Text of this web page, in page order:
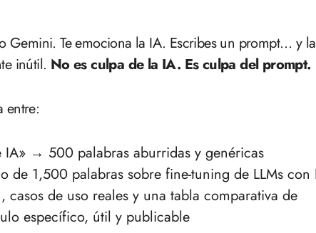
inútil. No es culpa de la IA. Es culpa del prompt.
entre:
IA» → 500 palabras aburridas y genéricas
de 1,500 palabras sobre fine-tuning de LLMs con
de uso reales y una tabla comparativa de
específico, útil y publicable